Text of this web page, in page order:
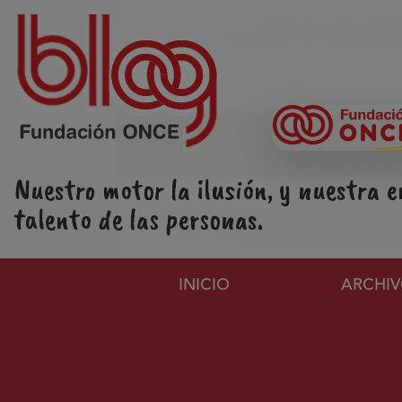
Pasar al contenido principal
Nuestro motor la ilusión, y nuestra
talento de las personas.
Navegación
INICIO